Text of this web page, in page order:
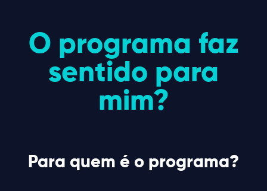
O programa faz
sentido para
mim?
Para quem é o programa?